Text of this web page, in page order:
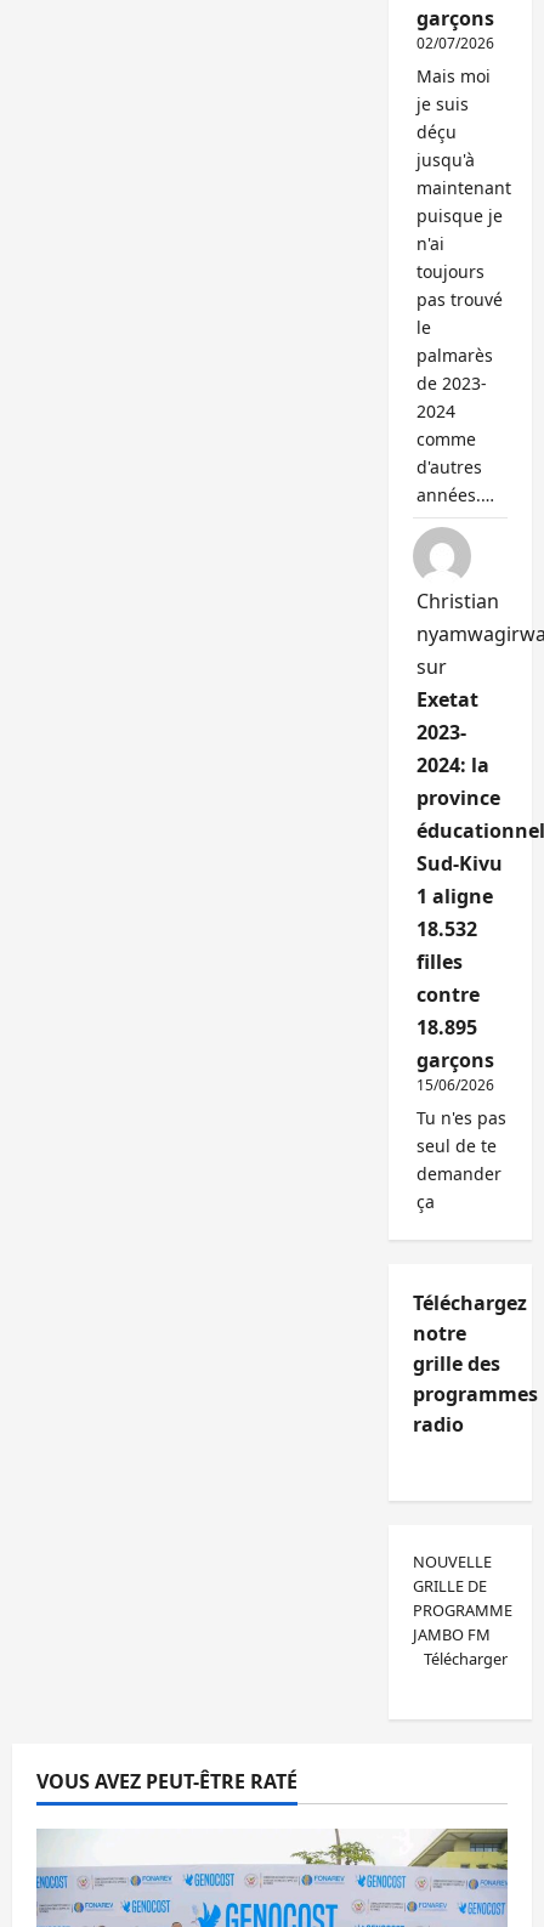
garçons
02/07/2026
Mais moi
je suis
déçu
jusqu'à
maintenant
puisque je
n'ai
toujours
pas trouvé
le
palmarès
de 2023-
2024
comme
d'autres
années.…
Christian
sur
Exetat
2023-
2024: la
province
Sud-Kivu
1 aligne
18.532
filles
contre
18.895
garçons
15/06/2026
Tu n'es pas
seul de te
demander
ça
Téléchargez
notre
grille des
programmes
radio
NOUVELLE
GRILLE DE
PROGRAMME
JAMBO FM
Télécharger
VOUS AVEZ PEUT-ÊTRE RATÉ